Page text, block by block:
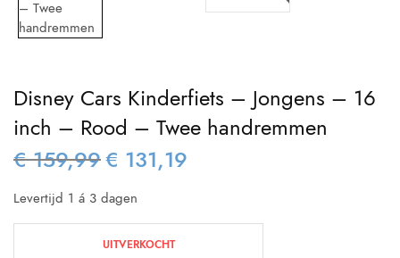
Disney Cars Kinderfiets – Jongens – 16
inch – Rood – Twee handremmen
€159,99 Oorspronkelijke
€ 159,99.
€ 131,19
Levertijd 1 á 3 dagen
UITVERKOCHT